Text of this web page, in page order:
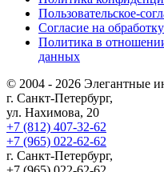
Пользовательское-
Согласие на
Политика в
данных
© 2004 - 2026 Элегантные
г. Санкт-Петербург,
ул. Нахимова, 20
+7 (812) 407-32-62
+7 (965) 022-62-62
г. Санкт-Петербург,